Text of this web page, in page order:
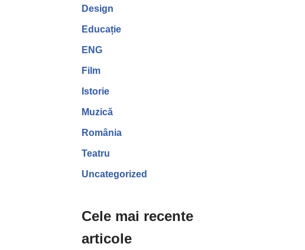
Design
Educație
ENG
Film
Istorie
Muzică
România
Teatru
Uncategorized
Cele mai recente
articole